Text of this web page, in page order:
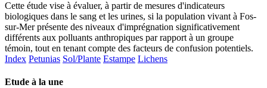
Cette étude vise à évaluer, à partir de mesures d'indicateurs
biologiques dans le sang et les urines, si la population vivant à Fos-
sur-Mer présente des niveaux d'imprégnation significativement
différents aux polluants anthropiques par rapport à un groupe
témoin, tout en tenant compte des facteurs de confusion potentiels.
Index Petunias Sol/Plante Estampe Lichens
Etude à la une